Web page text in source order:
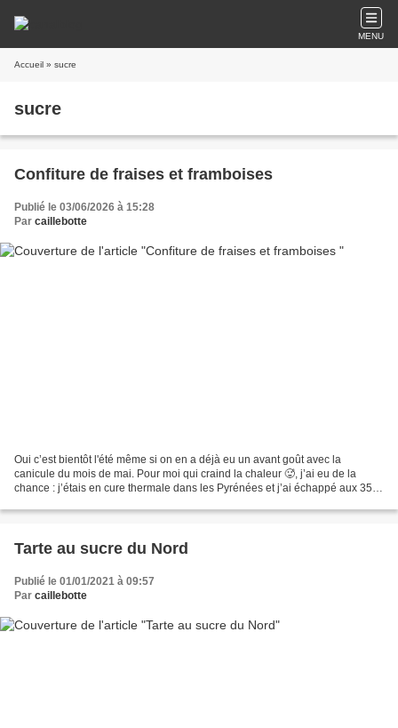
MENU
Accueil » sucre
sucre
Confiture de fraises et framboises
Publié le 03/06/2026 à 15:28
Par caillebotte
Oui c’est bientôt l'été même si on en a déjà eu un avant goût avec la
canicule du mois de mai. Pour moi qui craind la chaleur 🥵, j’ai eu de la
chance : j’étais en cure thermale dans les Pyrénées et j’ai échappé aux 35°
Tarte au sucre du Nord
Publié le 01/01/2021 à 09:57
Par caillebotte